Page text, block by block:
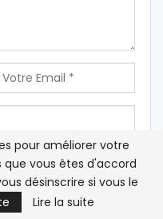
mail et mon site Web
fois que je
pour améliorer votre
que vous êtes d'accord
désinscrire si vous le
Lire la suite